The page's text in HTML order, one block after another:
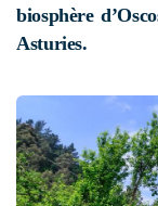
biosphère
Asturies.